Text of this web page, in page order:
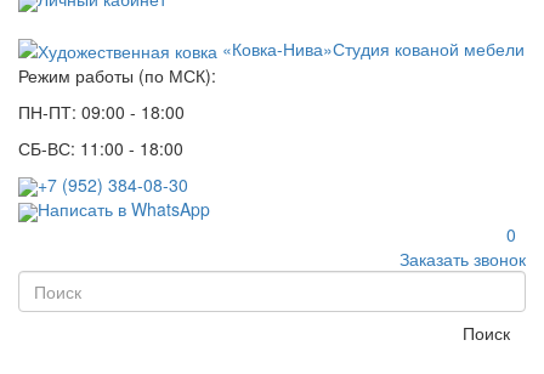
«Ковка-Нива»Студия кованой мебели
Режим работы (по МСК):
ПН-ПТ: 09:00 - 18:00
СБ-ВС: 11:00 - 18:00
+7 (952) 384-08-30
Написать в WhatsApp
0
Заказать звонок
Поиск